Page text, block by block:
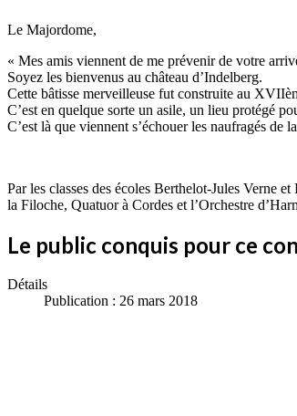
Le Majordome,
« Mes amis viennent de me prévenir de votre
Soyez les bienvenus au château d’Indelberg.
Cette bâtisse merveilleuse fut construite au
C’est en quelque sorte un asile, un lieu protégé
C’est là que viennent s’échouer les naufragés
Par les classes des écoles Berthelot-Jules Verne
la Filoche, Quatuor à Cordes et l’Orchestre
Le public conquis pour ce
Détails
Publication : 26 mars 2018